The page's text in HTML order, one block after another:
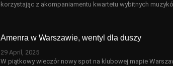
korzystając z akompaniamentu kwartetu wybitnych
Amenra w Warszawie, wentyl dla duszy
29 April, 2025
W piątkowy wieczór nowy spot na klubowej mapie